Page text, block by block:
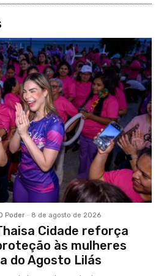
Poder - 8 de agosto de 2026
Cidade reforça
às mulheres
do Agosto Lilás